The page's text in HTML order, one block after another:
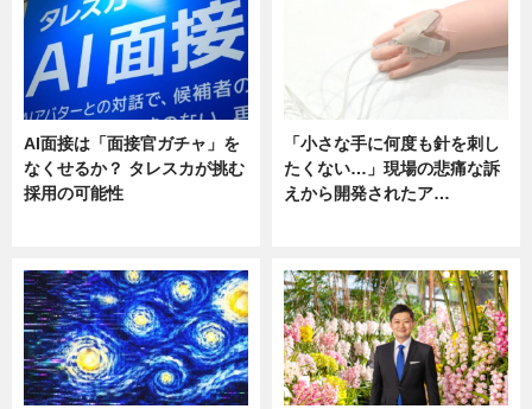
AI面接は「面接官ガチャ」を
なくせるか？ タレスカが挑む
採用の可能性
「小さな手に何度も針を刺し
たくない…」現場の悲痛な訴
えから開発されたア…